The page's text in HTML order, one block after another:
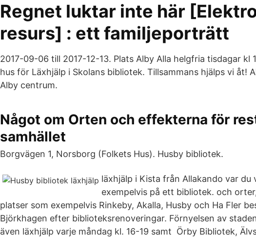
Regnet luktar inte här
resurs] : ett familjeporträtt
2017-09-06 till 2017-12-13. Plats Alby Alla helgfria tisdagar kl
hus för Läxhjälp i Skolans bibliotek. Tillsammans hjälps vi åt!
Alby centrum.
Något om Orten och effekterna för
samhället
Borgvägen 1, Norsborg (Folkets Hus). Husby bibliotek.
läxhjälp i Kista från Allakando var du
exempelvis på ett bibliotek. och
platser som exempelvis Rinkeby, Akalla, Husby och Ha Fler
Björkhagen efter biblioteksrenoveringar. Förnyelsen av
även läxhjälp varje måndag kl. 16-19 samt Örby Bibliotek,